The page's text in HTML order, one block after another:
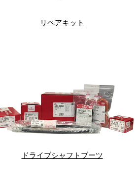
リペアキット
ドライブシャフトブーツ